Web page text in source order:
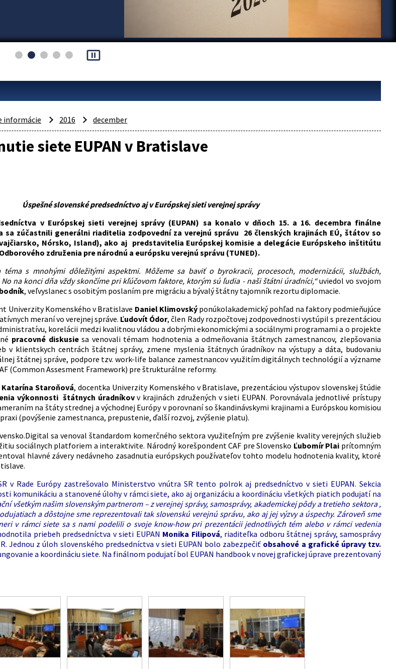
pause_presentation
informácie 2016 december
siete EUPAN v Bratislave
Úspešné slovenské predsedníctvo aj v Európskej sieti verejnej správy
v Európskej sieti verejnej správy (EUPAN) sa konalo v dňoch 15. a 16. decembra finálne
sa zúčastnili generálni riaditelia zodpovední za verejnú správu 26 členských krajinách EÚ, štátov so
Nórsko, Island), ako aj predstavitelia Európskej komisie a delegácie Európskeho inštitútu
združenia pre národnú a európsku verejnú správu (TUNED).
téma s mnohými dôležitými aspektmi. Môžeme sa baviť o byrokracii, procesoch, modernizácii, službách,
na konci dňa vždy skončíme pri kľúčovom faktore, ktorým sú ľudia - naši štátni úradníci,“uviedol vo svojom
, veľvyslanec s osobitým poslaním pre migráciu a bývalý štátny tajomník rezortu diplomacie.
Univerzity Komenského v Bratislave Daniel Klimovský ponúkolakademický pohľad na faktory podmieňujúce
meraní vo verejnej správe. Ľudovít Ódor, člen Rady rozpočtovej zodpovednosti vystúpil s prezentáciou
korelácii medzi kvalitnou vládou a dobrými ekonomickými a sociálnymi programami a o projekte
pracovné diskusiesa venovali témam hodnotenia a odmeňovania štátnych zamestnancov, zlepšovania
v klientskych centrách štátnej správy, zmene myslenia štátnych úradníkov na výstupy a dáta, budovaniu
štátnej správe, podpore tzv. work-life balance zamestnancov využitím digitálnych technológií a význame
(Common Assesment Framework) pre štrukturálne reformy.
Katarína Staroňová, docentka Univerzity Komenského v Bratislave, prezentáciou výstupov slovenskej štúdie
výkonnosti štátnych úradníkovv krajinách združených v sieti EUPAN. Porovnávala jednotlivé prístupy
na štáty strednej a východnej Európy v porovnaní so škandinávskymi krajinami a Európskou komisiou
(povýšenie zamestnanca, prepustenie, ďalší rozvoj, zvýšenie platu).
sa venoval štandardom komerčného sektora využiteľným pre zvýšenie kvality verejných služieb
sociálnych platforiem a interaktivite. Národný korešpondent CAF pre Slovensko Ľubomír Plai prítomným
hlavné závery nedávneho zasadnutia európskych používateľov tohto modelu hodnotenia kvality, ktoré
v Rade Európy zastrešovalo Ministerstvo vnútra SR tento polrok aj predsedníctvo v sieti EUPAN. Sekcia
komunikáciu a stanovené úlohy v rámci siete, ako aj organizáciu a koordináciu všetkých piatich podujatí na
všetkým našim slovenským partnerom – z verejnej správy, samosprávy, akademickej pôdy a tretieho sektora ,
a dôstojne sme reprezentovali tak slovenskú verejnú správu, ako aj jej výzvy a úspechy. Zároveň sme
v rámci siete sa s nami podelili o svoje know-how pri prezentácii jednotlivých tém alebo v rámci vedenia
priebeh predsedníctva v sieti EUPAN Monika Filipová, riaditeľka odboru štátnej správy, samosprávy
Jednou z úloh slovenského predsedníctva v sieti EUPAN bolo zabezpečiť obsahové a grafické úpravy tzv.
a koordináciu siete. Na finálnom podujatí bol EUPAN handbook v novej grafickej úprave prezentovaný